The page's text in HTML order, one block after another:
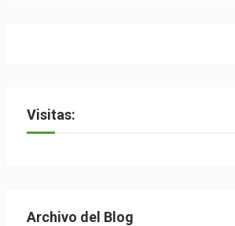
Visitas:
Archivo del Blog